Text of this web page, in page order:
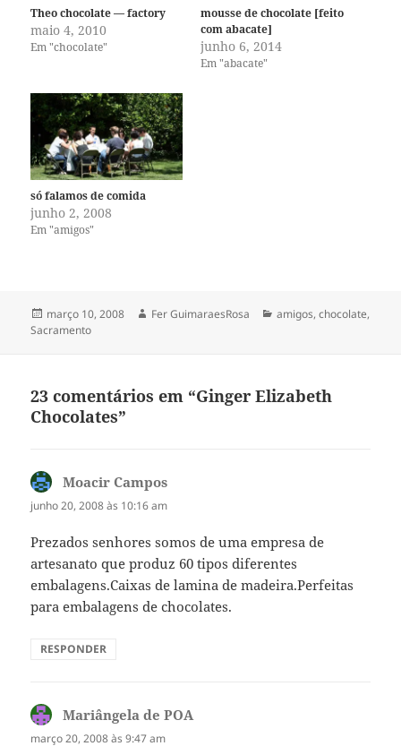
Theo chocolate — factory
maio 4, 2010
Em "chocolate"
mousse de chocolate [feito
com abacate]
junho 6, 2014
Em "abacate"
só falamos de comida
junho 2, 2008
Em "amigos"
Publicado
em
março 10, 2008 Autor
Fer GuimaraesRosa Categorias
amigos,chocolate,
Sacramento
23 comentários em “Ginger Elizabeth
Chocolates”
Moacir Campos
junho 20, 2008 às 10:16 am
Prezados senhores somos de uma empresa de
artesanato que produz 60 tipos diferentes
embalagens.Caixas de lamina de madeira.Perfeitas
para embalagens de chocolates.
RESPONDER
Mariângela de POA
março 20, 2008 às 9:47 am